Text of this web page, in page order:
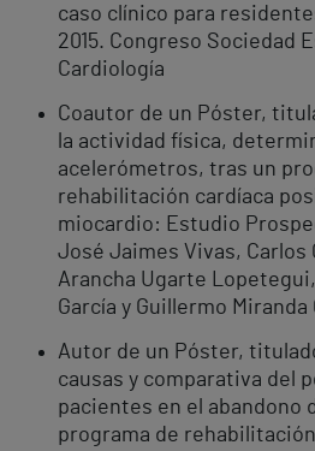
caso clínico para
2015. Congreso Sociedad
Cardiología
Coautor de un Póster,
la actividad física,
acelerómetros, tras un
rehabilitación cardíaca
miocardio: Estudio
José Jaimes Vivas, Carlos
Arancha Ugarte
García y Guillermo Miranda
Autor de un Póster,
causas y comparativa del
pacientes en el abandono
programa de rehabilitación